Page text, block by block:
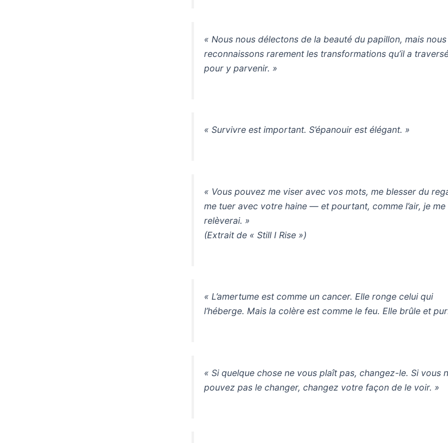
« Nous nous délectons de la beauté du papillon, mais nous
reconnaissons rarement les transformations qu’il a
pour y parvenir. »
« Survivre est important. S’épanouir est élégant. »
« Vous pouvez me viser avec vos mots, me blesser du
me tuer avec votre haine — et pourtant, comme l’air, je me
relèverai. »
(Extrait de « Still I Rise »)
« L’amertume est comme un cancer. Elle ronge celui qui
l’héberge. Mais la colère est comme le feu. Elle brûle et
« Si quelque chose ne vous plaît pas, changez-le. Si vous
pouvez pas le changer, changez votre façon de le voir. »